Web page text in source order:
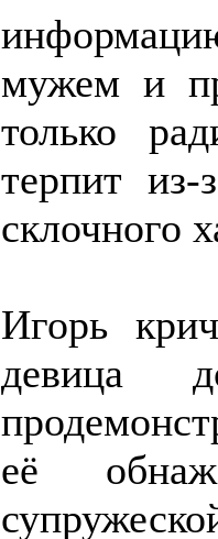
мужем и
только
терпит
склочного
Игорь
девица
её